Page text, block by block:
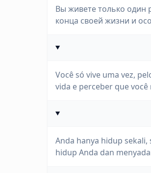
Вы живете только один
конца своей жизни и
Você só vive uma vez,
vida e perceber que você
Anda hanya hidup
hidup Anda dan